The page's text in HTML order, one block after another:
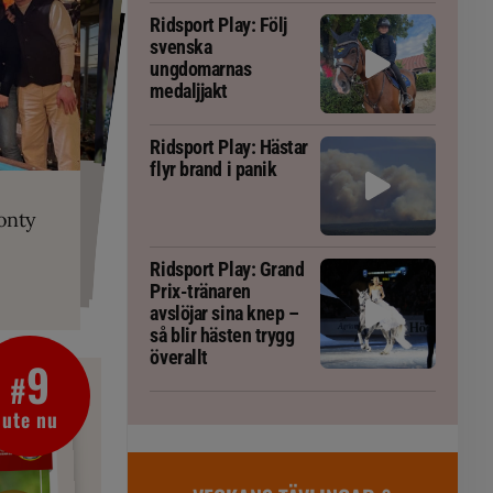
är allt
fång
blivit
tränaren
#9
ute nu
Ridsport Play: Följ
svenska
ungdomarnas
medaljjakt
Ridsport Play: Hästar
flyr brand i panik
Ridsport Play: Grand
Prix-tränaren
avslöjar sina knep –
så blir hästen trygg
överallt